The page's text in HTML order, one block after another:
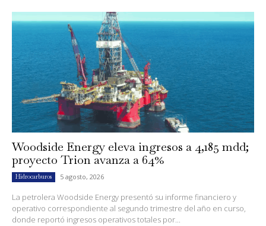
Woodside Energy eleva ingresos a 4,185 mdd;
proyecto Trion avanza a 64%
Hidrocarburos 5 agosto, 2026
La petrolera Woodside Energy presentó su informe financiero y
operativo correspondiente al segundo trimestre del año en curso,
donde reportó ingresos operativos totales por...